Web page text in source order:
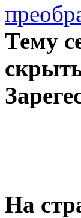
Тему
На